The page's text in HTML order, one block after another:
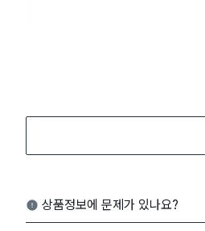
상품정보에 문제가 있나요?